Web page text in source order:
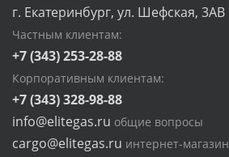
г. Екатеринбург, ул. Шефская, 3АВ
Частным клиентам:
+7 (343) 253-28-88
Корпоративным клиентам:
+7 (343) 328-98-88
info@elitegas.ru общие вопросы
cargo@elitegas.ru интернет-магазин